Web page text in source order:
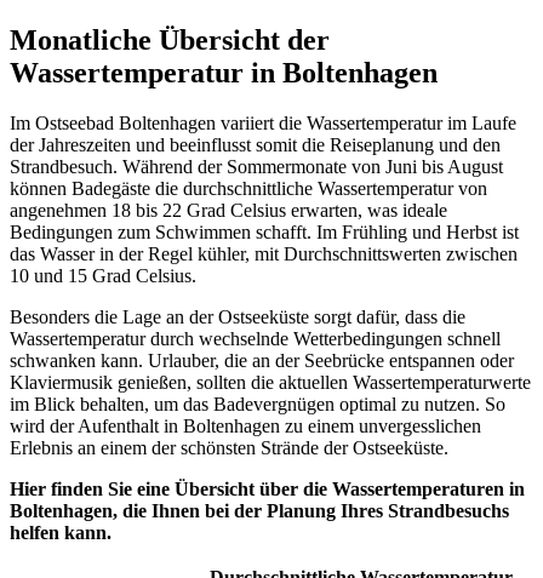
Monatliche Übersicht der
Wassertemperatur in Boltenhagen
Im Ostseebad Boltenhagen variiert die Wassertemperatur im Laufe
der Jahreszeiten und beeinflusst somit die Reiseplanung und den
Strandbesuch. Während der Sommermonate von Juni bis August
können Badegäste die durchschnittliche Wassertemperatur von
angenehmen 18 bis 22 Grad Celsius erwarten, was ideale
Bedingungen zum Schwimmen schafft. Im Frühling und Herbst ist
das Wasser in der Regel kühler, mit Durchschnittswerten zwischen
10 und 15 Grad Celsius.
Besonders die Lage an der Ostseeküste sorgt dafür, dass die
Wassertemperatur durch wechselnde Wetterbedingungen schnell
schwanken kann. Urlauber, die an der Seebrücke entspannen oder
Klaviermusik genießen, sollten die aktuellen Wassertemperaturwerte
im Blick behalten, um das Badevergnügen optimal zu nutzen. So
wird der Aufenthalt in Boltenhagen zu einem unvergesslichen
Erlebnis an einem der schönsten Strände der Ostseeküste.
Hier finden Sie eine Übersicht über die Wassertemperaturen in
Boltenhagen, die Ihnen bei der Planung Ihres Strandbesuchs
helfen kann.